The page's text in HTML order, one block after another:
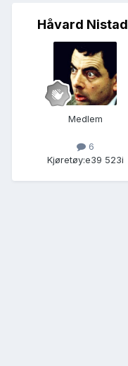
Håvard Nistad
Medlem
6
Kjøretøy:e39 523i